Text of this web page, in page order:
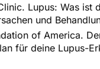
Lupus: Was ist
und
of America.
für deine Lupus-